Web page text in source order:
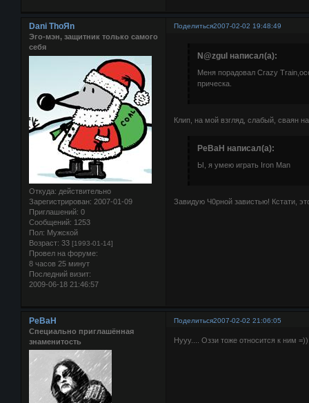
Поделиться2007-02-02 19:48:49
Dani ThoЯn
Эго-мэн, защитник только самого
себя
Откуда: действительно
Зарегистрирован: 2007-01-09
Приглашений: 0
Сообщений: 1253
Пол: Мужской
Возраст: 33 [1993-01-14]
Провел на форуме:
8 часов 25 минут
Последний визит:
2009-06-18 21:46:57
N@zgul написал(а):
Меня порадовал Crazy
прическа.
Клип, на мой взгляд, слабый, сваян
PeBaH написал(а):
Ы, я умею играть Iron Man
Завидую Ч0рной завистью! Кстати,
Поделиться2007-02-02 21:06:05
PeBaH
Специально приглашённая
знаменитость
Нууу.... Оззи тоже относится к ним =))